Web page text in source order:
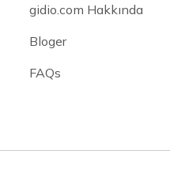
gidio.com Hakkında
Bloger
FAQs